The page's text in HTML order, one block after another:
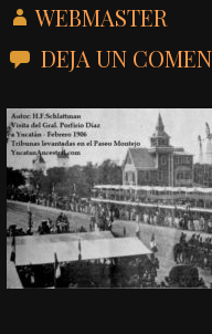
WEBMASTER
DEJA UN